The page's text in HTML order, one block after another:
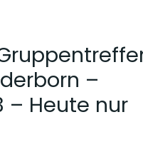
–
– Heute nur